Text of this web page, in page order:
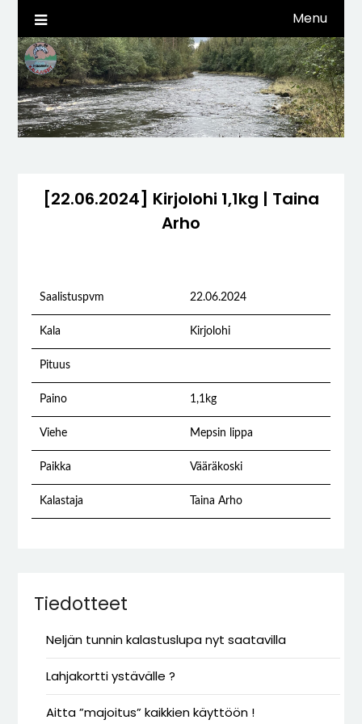
content
Menu
[22.06.2024] Kirjolohi 1,1kg | Taina
Arho
Saalistuspvm 22.06.2024
Kala Kirjolohi
Pituus
Paino 1,1kg
Viehe Mepsin lippa
Paikka Vääräkoski
Kalastaja Taina Arho
Tiedotteet
Neljän tunnin kalastuslupa nyt saatavilla
Lahjakortti ystävälle ?
Aitta ”majoitus” kaikkien käyttöön !